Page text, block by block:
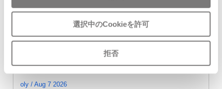
選択中のCookieを許可
拒否
- FEEDBACK -
oly / Aug 7 2026